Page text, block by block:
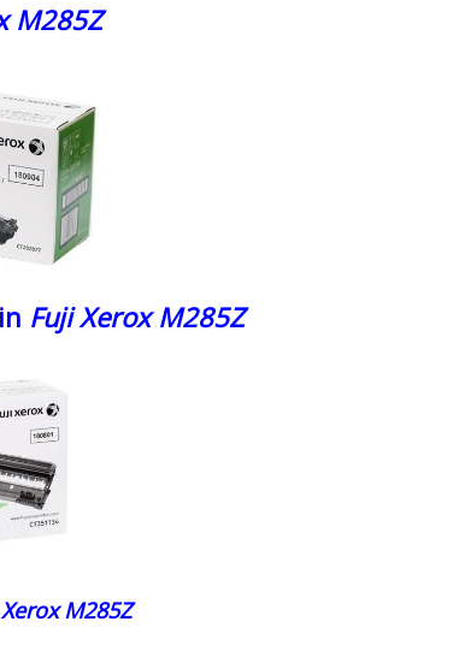
M285Z
Fuji Xerox M285Z
M285Z